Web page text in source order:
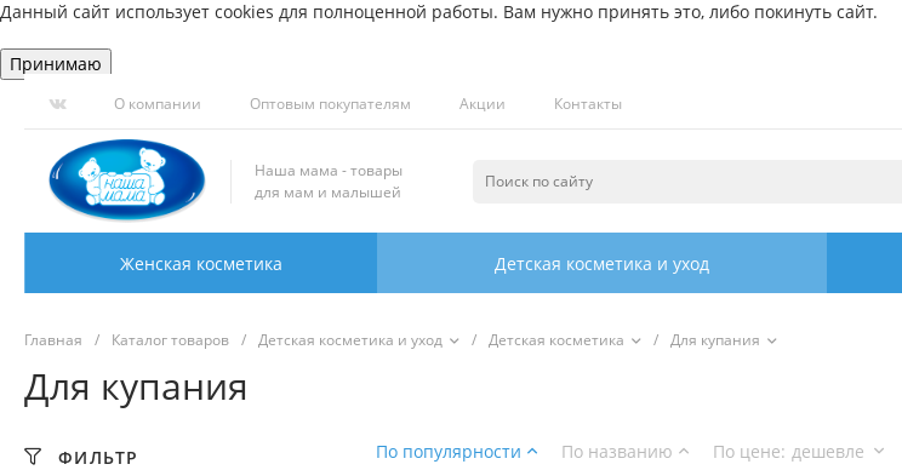
Данный сайт использует cookies для полноценной работы. Вам нужно принять это, либо покинуть сайт.
Принимаю
О компании Оптовым покупателям Акции Контакты
Наша мама - товары
для мам и малышей
Женская косметика Детская косметика и уход
Главная / Каталог товаров / Детская косметика и уход / Детская косметика / Для купания
Для купания
ФИЛЬТР По популярности По названию По цене: дешевле